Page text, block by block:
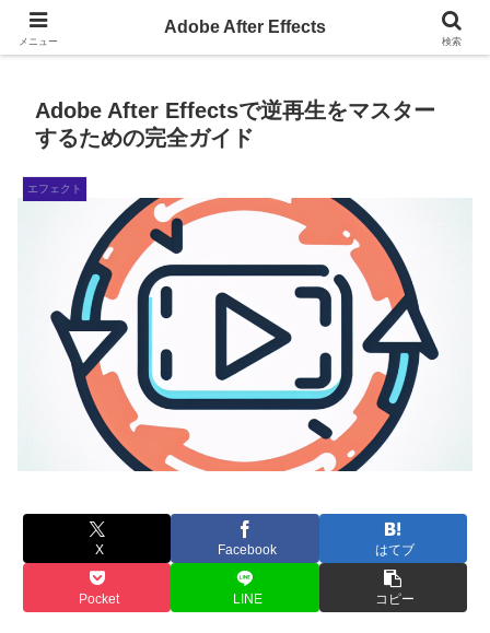
AdobeAfterEffectsの小ネタサイト
Adobe After Effectsで逆再生をマスター
するための完全ガイド
エフェクト
X Facebook はてブ
Pocket LINE コピー
メニュー
Adobe After Effects
検索